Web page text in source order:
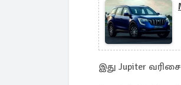
இது Jupiter